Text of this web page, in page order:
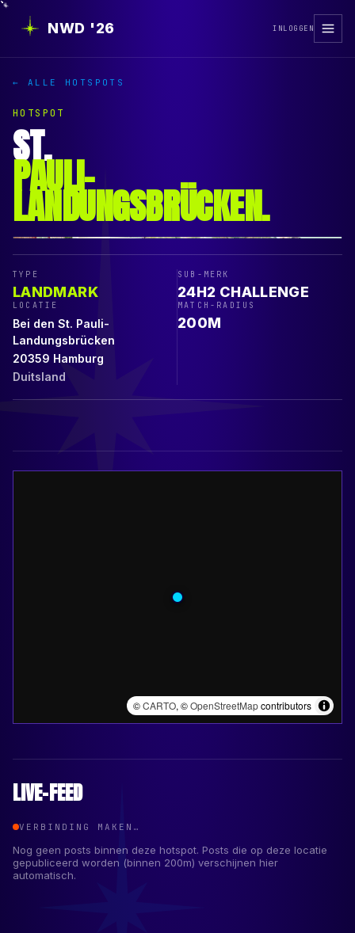
NWD '26 INLOGGEN
← ALLE HOTSPOTS
HOTSPOT
ST.
PAULI-
LANDUNGSBRÜCKEN.
TYPE
LANDMARK
SUB-MERK
24H2 CHALLENGE
LOCATIE
Bei den St. Pauli-
Landungsbrücken
20359 Hamburg
Duitsland
MATCH-RADIUS
200M
©CARTO, ©OpenStreetMapcontributors
LIVE-FEED
VERBINDING MAKEN…
Nog geen posts binnen deze hotspot. Posts die op deze locatie
gepubliceerd worden (binnen 200m) verschijnen hier
automatisch.